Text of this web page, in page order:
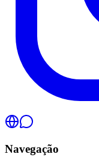
Navegação